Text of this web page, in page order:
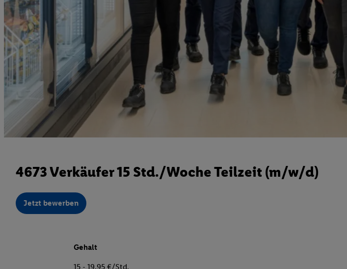
4673 Verkäufer 15 Std./Woche Teilzeit (m/w/d)
Jetzt bewerben
Gehalt
15 - 19,95 €/Std.